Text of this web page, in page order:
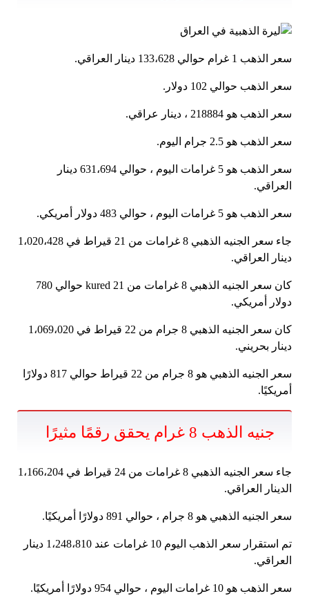
سعر الذهب 1 غرام حوالي 133،628 دينار العراقي.
سعر الذهب حوالي 102 دولار.
سعر الذهب هو 218884 ، دينار عراقي.
سعر الذهب هو 2.5 جرام اليوم.
سعر الذهب هو 5 غرامات اليوم ، حوالي 631،694 دينار
العراقي.
سعر الذهب هو 5 غرامات اليوم ، حوالي 483 دولار أمريكي.
جاء سعر الجنيه الذهبي 8 غرامات من 21 قيراط في 1،020،428
دينار العراقي.
كان سعر الجنيه الذهبي 8 غرامات من 21 kured حوالي 780
دولار أمريكي.
كان سعر الجنيه الذهبي 8 جرام من 22 قيراط في 1،069،020
دينار بحريني.
سعر الجنيه الذهبي هو 8 جرام من 22 قيراط حوالي 817 دولارًا
أمريكيًا.
جنيه الذهب 8 غرام يحقق رقمًا مثيرًا
جاء سعر الجنيه الذهبي 8 غرامات من 24 قيراط في 1،166،204
الدينار العراقي.
سعر الجنيه الذهبي هو 8 جرام ، حوالي 891 دولارًا أمريكيًا.
تم استقرار سعر الذهب اليوم 10 غرامات عند 1،248،810 دينار
العراقي.
سعر الذهب هو 10 غرامات اليوم ، حوالي 954 دولارًا أمريكيًا.